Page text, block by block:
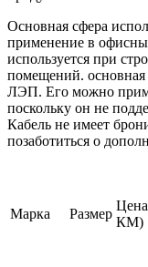
Основная сфера
применение в
используется при
помещений.
ЛЭП. Его можно
поскольку он не
Кабель не имеет
позаботиться о
Марка Размер
КМ)